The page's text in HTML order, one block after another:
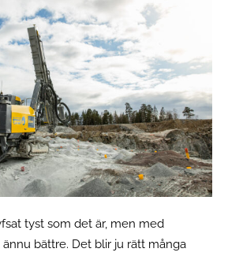
tyst som det är, men med
bättre. Det blir ju rätt många